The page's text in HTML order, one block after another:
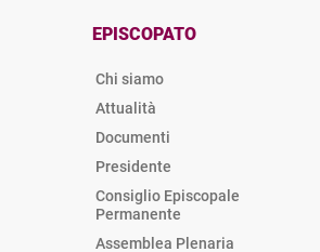
EPISCOPATO
Chi siamo
Attualità
Documenti
Presidente
Consiglio Episcopale
Permanente
Assemblea Plenaria